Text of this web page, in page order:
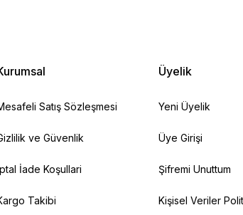
Satış Sözleşmesi
ve Güvenlik
İade Koşullari
Takibi
Üyelik
Yeni Üyelik
Üye Girişi
Şifremi Unuttum
Kişisel Veriler